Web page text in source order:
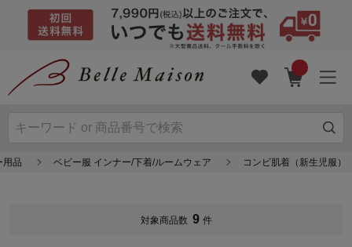
用品 ベビー服 インナー/下着/ルームウェア コンビ肌着（新生児服）
対象商品数 9 件